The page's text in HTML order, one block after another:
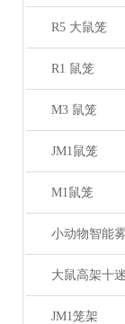
R5 大鼠笼
R1 鼠笼
M3 鼠笼
JM1鼠笼
M1鼠笼
小动物智能
大鼠高架十
JM1笼架